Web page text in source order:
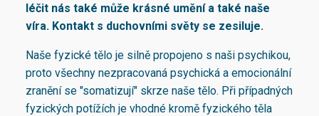
léčit nás také může krásné umění a také naše
víra. Kontakt s duchovními světy se zesiluje.
Naše fyzické tělo je silně propojeno s naši psychikou,
proto všechny nezpracovaná psychická a emocionální
zranění se "somatizují" skrze naše tělo. Při případných
fyzických potížích je vhodné kromě fyzického těla